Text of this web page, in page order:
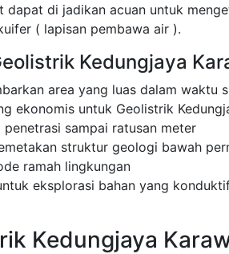
dapat di jadikan acuan untuk
( lapisan pembawa air ).
Kedungjaya
area yang luas dalam waktu
ekonomis untuk Geolistrik
penetrasi sampai ratusan meter
struktur geologi bawah
ramah lingkungan
eksplorasi bahan yang
Kedungjaya